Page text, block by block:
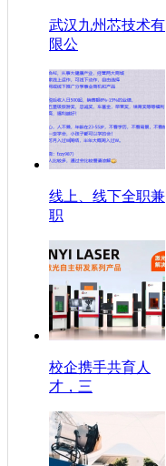
武汉九州芯技术有
限公
线上、线下全职兼
职
校企携手共育人
才，三